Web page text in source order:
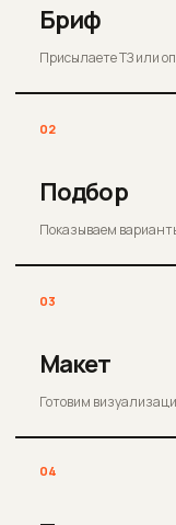
Бриф
Присылаете ТЗ или
02
Подбор
Показываем
03
Макет
Готовим
04